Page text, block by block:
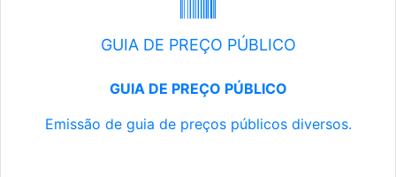
GUIA DE PREÇO PÚBLICO
GUIA DE PREÇO PÚBLICO
Emissão de guia de preços públicos diversos.